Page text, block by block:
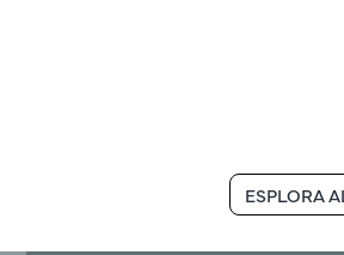
ESPLORA